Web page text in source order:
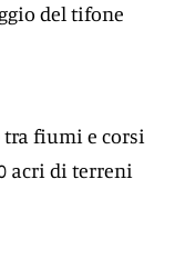
del tifone
tra fiumi e corsi
acri di terreni